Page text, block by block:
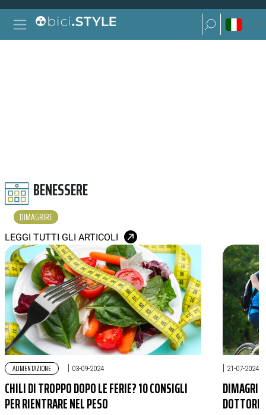
Vai al contenuto
Navigazione principale
Ricerca per:
Ricerca per:
BENESSERE
DIMAGRIRE
LEGGI TUTTI GLI ARTICOLI
ALIMENTAZIONE | 03-09-2024
CHILI DI TROPPO DOPO LE FERIE? 10 CONSIGLI
PER RIENTRARE NEL PESO
| 21-07-2024
DOTTORE